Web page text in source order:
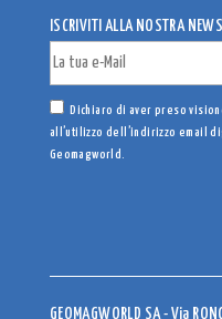
ISCRIVITI ALLA NOSTRA
Dichiaro di aver preso
all’utilizzo dell’indirizzo email
Geomagworld.
GEOMAGWORLD SA - Via